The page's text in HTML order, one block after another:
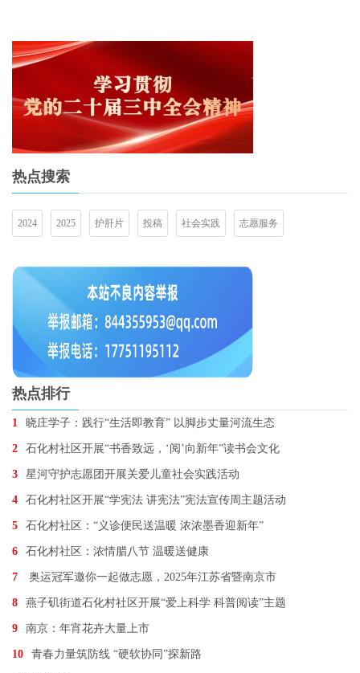
热点搜索
2024 2025 护肝片 投稿 社会实践 志愿服务
热点排行
1 晓庄学子：践行“生活即教育” 以脚步丈量河流生态
2 石化村社区开展“书香致远，‘阅’向新年”读书会文化
3 星河守护志愿团开展关爱儿童社会实践活动
4 石化村社区开展“学宪法 讲宪法”宪法宣传周主题活动
5 石化村社区：“义诊便民送温暖 浓浓墨香迎新年”
6 石化村社区：浓情腊八节 温暖送健康
7 奥运冠军邀你一起做志愿，2025年江苏省暨南京市
8 燕子矶街道石化村社区开展“爱上科学 科普阅读”主题
9 南京：年宵花卉大量上市
10 青春力量筑防线 “硬软协同”探新路